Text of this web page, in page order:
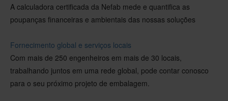
A calculadora certificada da Nefab mede e quantifica as
poupanças financeiras e ambientais das nossas soluções
Fornecimento global e serviços locais
Com mais de 250 engenheiros em mais de 30 locais,
trabalhando juntos em uma rede global, pode contar conosco
para o seu próximo projeto de embalagem.